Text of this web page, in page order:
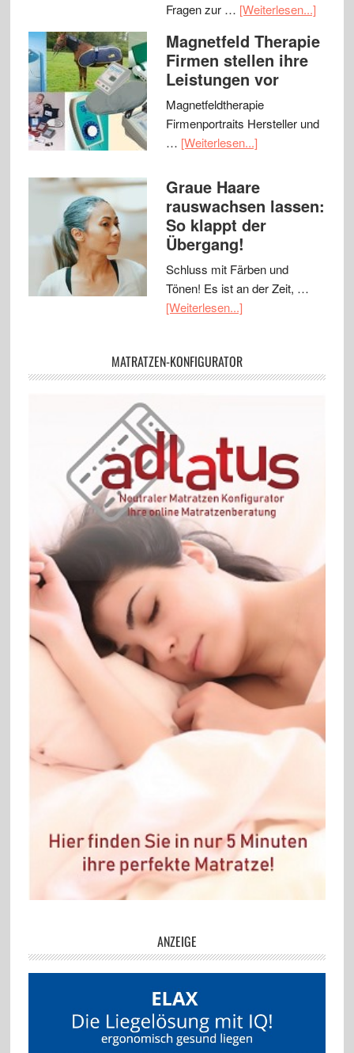
Fragen zur … [Weiterlesen...]
Magnetfeld Therapie
Firmen stellen ihre
Leistungen vor
Magnetfeldtherapie
Firmenportraits Hersteller und
… [Weiterlesen...]
Graue Haare
rauswachsen lassen:
So klappt der
Übergang!
Schluss mit Färben und
Tönen! Es ist an der Zeit, …
[Weiterlesen...]
MATRATZEN-KONFIGURATOR
ANZEIGE